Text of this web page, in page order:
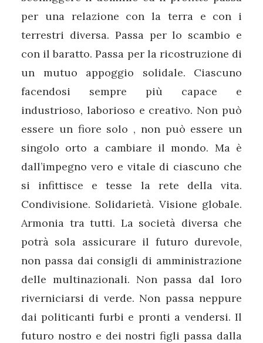
per una relazione con la terra e con i
terrestri diversa. Passa per lo scambio e
con il baratto. Passa per la ricostruzione di
un mutuo appoggio solidale. Ciascuno
facendosi sempre più capace e
industrioso, laborioso e creativo. Non può
essere un fiore solo , non può essere un
singolo orto a cambiare il mondo. Ma è
dall’impegno vero e vitale di ciascuno che
si infittisce e tesse la rete della vita.
Condivisione. Solidarietà. Visione globale.
Armonia tra tutti. La società diversa che
potrà sola assicurare il futuro durevole,
non passa dai consigli di amministrazione
delle multinazionali. Non passa dal loro
riverniciarsi di verde. Non passa neppure
dai politicanti furbi e pronti a vendersi. Il
futuro nostro e dei nostri figli passa dalla